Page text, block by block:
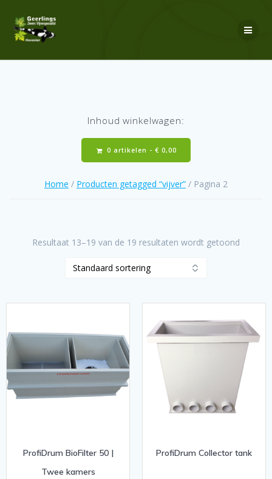
Inhoud winkelwagen:
0 artikelen - € 0,00
Home / Producten getagged “vijver” / Pagina 2
Resultaat 13–19 van de 19 resultaten wordt getoond
ProfiDrum BioFilter 50 |
Twee kamers
ProfiDrum Collector tank